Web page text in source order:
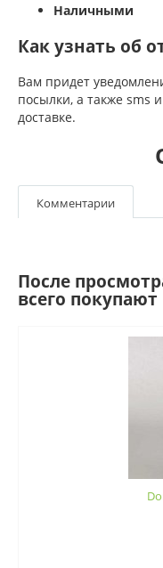
Наличными
Как узнать об
Вам придет
посылки, а также sms
доставке.
Комментарии
После
всего покупают